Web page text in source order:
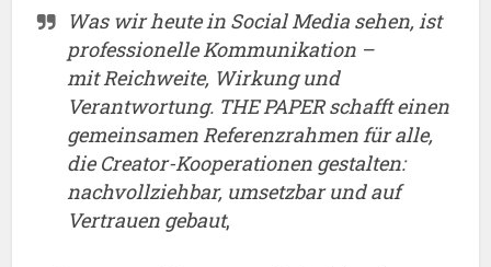
Was wir heute in Social Media sehen, ist
professionelle Kommunikation –
mit Reichweite, Wirkung und
Verantwortung. THE PAPER schafft einen
gemeinsamen Referenzrahmen für alle,
die Creator-Kooperationen gestalten:
nachvollziehbar, umsetzbar und auf
Vertrauen gebaut,